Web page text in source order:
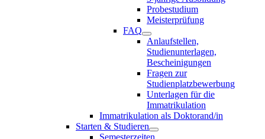
Probestudium
Meisterprüfung
FAQ
Anlaufstellen,
Studienunterlagen,
Bescheinigungen
Fragen zur
Studienplatzbewerbung
Unterlagen für die
Immatrikulation
Immatrikulation als Doktorand/in
Starten & Studieren
Semesterzeiten